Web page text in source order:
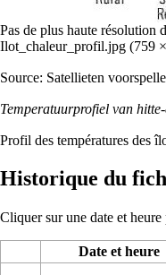
Pas de plus haute résolution
Ilot_chaleur_profil.jpg (759
Source: Satellieten
Temperatuurprofiel van
Profil des températures des
Historique du
Cliquer sur une date et
Date et heure